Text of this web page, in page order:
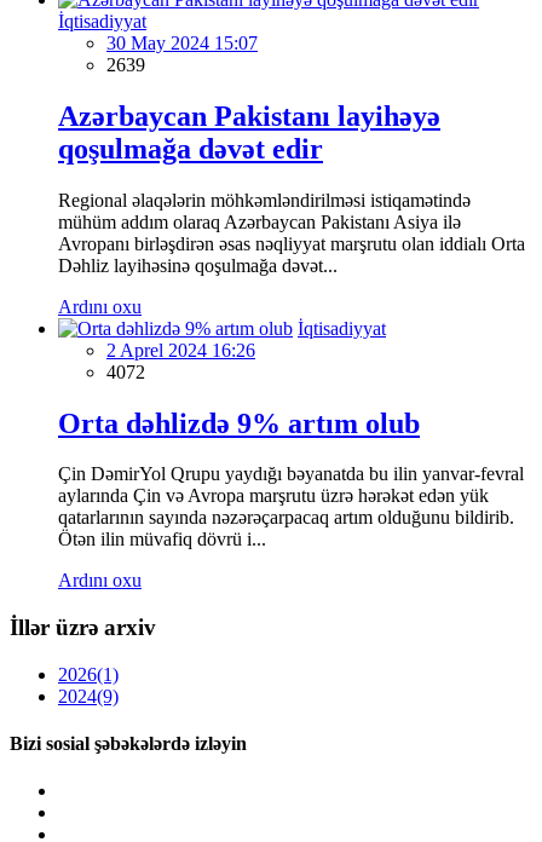
İqtisadiyyat
30 May 2024 15:07
2639
Azərbaycan Pakistanı layihəyə
qoşulmağa dəvət edir
Regional əlaqələrin möhkəmləndirilməsi istiqamətində
mühüm addım olaraq Azərbaycan Pakistanı Asiya ilə
Avropanı birləşdirən əsas nəqliyyat marşrutu olan iddialı Orta
Dəhliz layihəsinə qoşulmağa dəvət...
Ardını oxu
İqtisadiyyat
2 Aprel 2024 16:26
4072
Orta dəhlizdə 9% artım olub
Çin DəmirYol Qrupu yaydığı bəyanatda bu ilin yanvar-fevral
aylarında Çin və Avropa marşrutu üzrə hərəkət edən yük
qatarlarının sayında nəzərəçarpacaq artım olduğunu bildirib.
Ötən ilin müvafiq dövrü i...
Ardını oxu
İllər üzrə arxiv
2026(1)
2024(9)
Bizi sosial şəbəkələrdə izləyin